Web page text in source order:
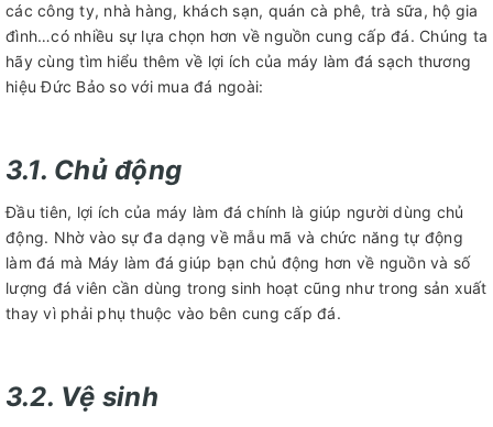
các công ty, nhà hàng, khách sạn, quán cà phê, trà sữa, hộ gia
đình…có nhiều sự lựa chọn hơn về nguồn cung cấp đá. Chúng ta
hãy cùng tìm hiểu thêm về lợi ích của máy làm đá sạch thương
hiệu Đức Bảo so với mua đá ngoài:
3.1. Chủ động
Đầu tiên, lợi ích của máy làm đá chính là giúp người dùng chủ
động. Nhờ vào sự đa dạng về mẫu mã và chức năng tự động
làm đá mà Máy làm đá giúp bạn chủ động hơn về nguồn và số
lượng đá viên cần dùng trong sinh hoạt cũng như trong sản xuất
thay vì phải phụ thuộc vào bên cung cấp đá.
3.2. Vệ sinh